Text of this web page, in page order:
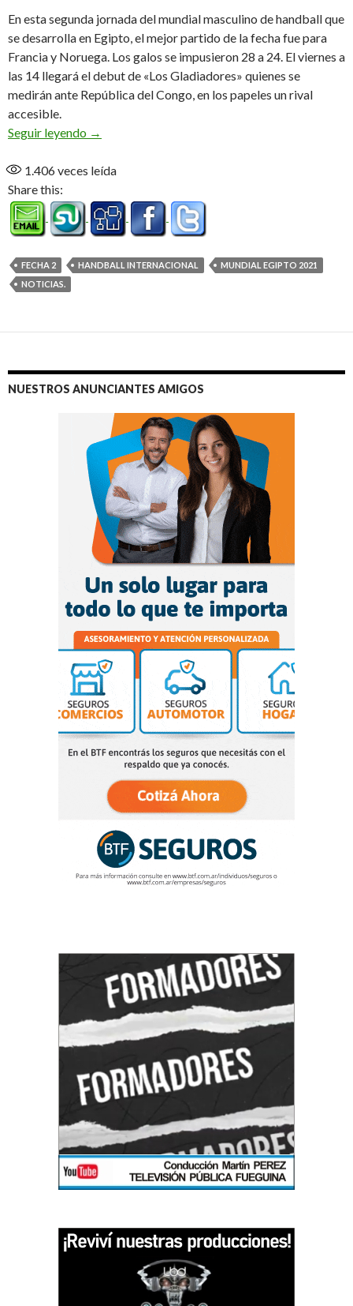
En esta segunda jornada del mundial masculino de handball que
se desarrolla en Egipto, el mejor partido de la fecha fue para
Francia y Noruega. Los galos se impusieron 28 a 24. El viernes a
las 14 llegará el debut de «Los Gladiadores» quienes se
medirán ante República del Congo, en los papeles un rival
accesible.
Seguir leyendo Dos candidatos se ofrecen
→
1.406veces leída
Share this:
FECHA 2 HANDBALL INTERNACIONAL
MUNDIAL EGIPTO 2021
NOTICIAS.
NUESTROS ANUNCIANTES AMIGOS